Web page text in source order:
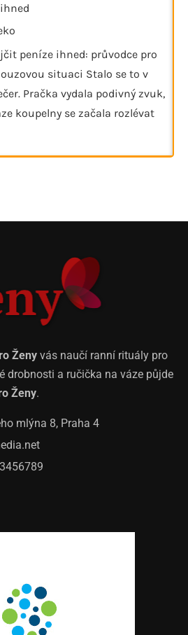
peníze ihned: průvodce pro
situaci Stalo se to v
Pračka vydala podivný zvuk,
koupelny se začala rozlévat
Ženy vás naučí ranní rituály pro
drobnosti a ručička na váze půjde
Ženy.
mlýna 8, Praha 4